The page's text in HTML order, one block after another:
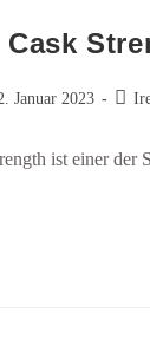
Cask
Januar 2023
ist einer